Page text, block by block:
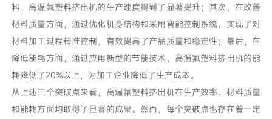
料，高温氟塑料挤出机的生产速度得到了显著提升；其次，在改善
材料质量方面，通过优化机身结构和采用智能控制系统，实现了对
材料加工过程精准控制，有效提高了产品质量和稳定性；最后，在
降低能耗方面，通过应用新型的节能技术，高温氟塑料挤出机的能
耗降低了20%以上，为加工企业降低了生产成本。
从上述三个突破点来看，高温氟塑料挤出机在生产效率、材料质量
和能耗方面均取得了显著的成果。然而，每个突破点也存在着一定